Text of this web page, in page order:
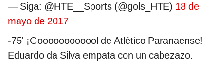
— Siga: @HTE__Sports (@gols_HTE) 18 de
mayo de 2017
-75' ¡Goooooooooool de Atlético Paranaense!
Eduardo da Silva empata con un cabezazo.